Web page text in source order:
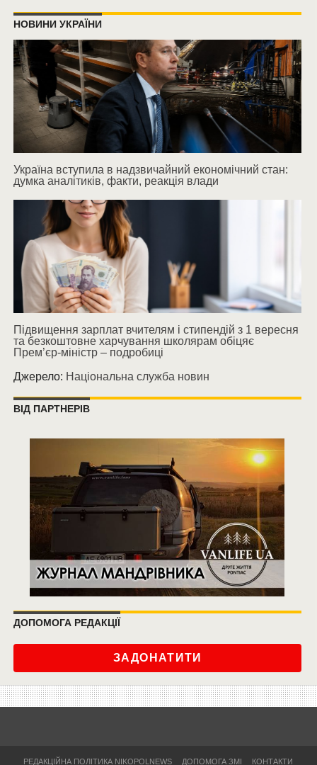
НОВИНИ УКРАЇНИ
Україна вступила в надзвичайний економічний стан:
думка аналітиків, факти, реакція влади
Підвищення зарплат вчителям і стипендій з 1 вересня
та безкоштовне харчування школярам обіцяє
Прем’єр-міністр – подробиці
Джерело: Національна служба новин
ВІД ПАРТНЕРІВ
ДОПОМОГА РЕДАКЦІЇ
ЗАДОНАТИТИ
РЕДАКЦІЙНА ПОЛІТИКА NIKOPOLNEWS ДОПОМОГА ЗМІ КОНТАКТИ